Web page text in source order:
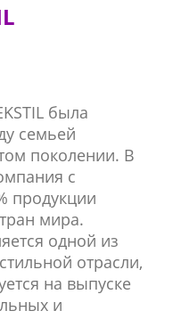
была
семьей
поколении. В
с
продукции
мира.
одной из
отрасли,
на выпуске
и